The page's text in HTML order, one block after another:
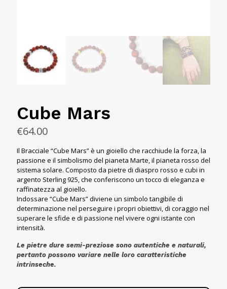
Cube Mars
€64.00
Il Bracciale “Cube Mars” è un gioiello che racchiude la forza, la
passione e il simbolismo del pianeta Marte, il pianeta rosso del
sistema solare. Composto da pietre di diaspro rosso e cubi in
argento Sterling 925, che conferiscono un tocco di eleganza e
raffinatezza al gioiello.
Indossare “Cube Mars” diviene un simbolo tangibile di
determinazione nel perseguire i propri obiettivi, di coraggio nel
superare le sfide e di passione nel vivere ogni istante con
intensità.
Le pietre dure semi-preziose sono autentiche e naturali,
pertanto possono variare nelle loro caratteristiche
intrinseche.